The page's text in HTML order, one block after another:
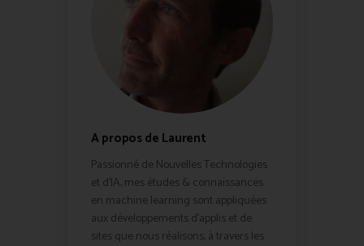
A propos de Laurent
Passionné de Nouvelles Technologies
et d'IA, mes études & connaissances
en machine learning sont appliquées
aux développements d'applis et de
sites que nous réalisons, à travers les